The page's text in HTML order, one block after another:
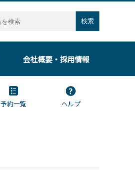
検索
会社概要・採用情報
予約一覧
ヘルプ